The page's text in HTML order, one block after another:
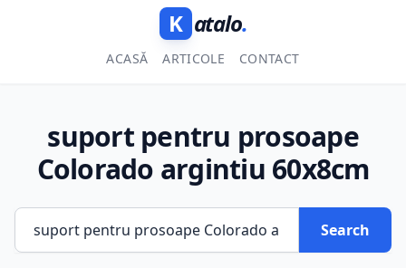
K atalo.
ACASĂ ARTICOLE CONTACT
suport pentru prosoape
Colorado argintiu 60x8cm
Search